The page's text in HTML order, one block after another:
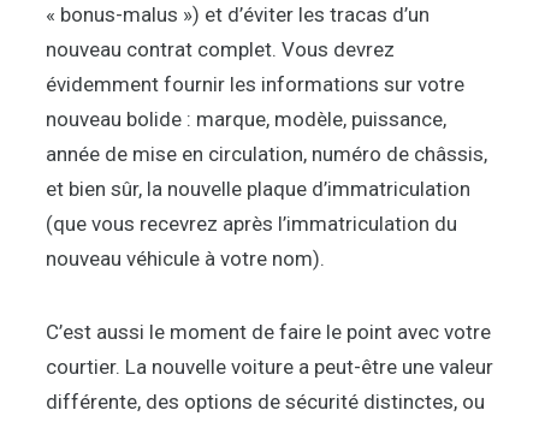
« bonus-malus ») et d’éviter les tracas d’un
nouveau contrat complet. Vous devrez
évidemment fournir les informations sur votre
nouveau bolide : marque, modèle, puissance,
année de mise en circulation, numéro de châssis,
et bien sûr, la nouvelle plaque d’immatriculation
(que vous recevrez après l’immatriculation du
nouveau véhicule à votre nom).
C’est aussi le moment de faire le point avec votre
courtier. La nouvelle voiture a peut-être une valeur
différente, des options de sécurité distinctes, ou